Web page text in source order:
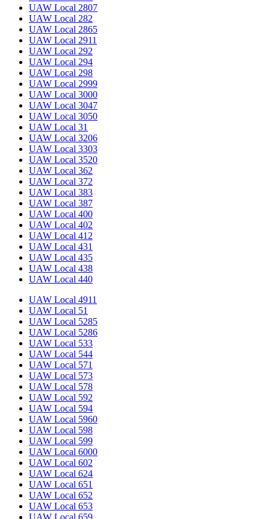
UAW Local 2807
UAW Local 282
UAW Local 2865
UAW Local 2911
UAW Local 292
UAW Local 294
UAW Local 298
UAW Local 2999
UAW Local 3000
UAW Local 3047
UAW Local 3050
UAW Local 31
UAW Local 3206
UAW Local 3303
UAW Local 3520
UAW Local 362
UAW Local 372
UAW Local 383
UAW Local 387
UAW Local 400
UAW Local 402
UAW Local 412
UAW Local 431
UAW Local 435
UAW Local 438
UAW Local 440
UAW Local 4911
UAW Local 51
UAW Local 5285
UAW Local 5286
UAW Local 533
UAW Local 544
UAW Local 571
UAW Local 573
UAW Local 578
UAW Local 592
UAW Local 594
UAW Local 5960
UAW Local 598
UAW Local 599
UAW Local 6000
UAW Local 602
UAW Local 624
UAW Local 651
UAW Local 652
UAW Local 653
UAW Local 659